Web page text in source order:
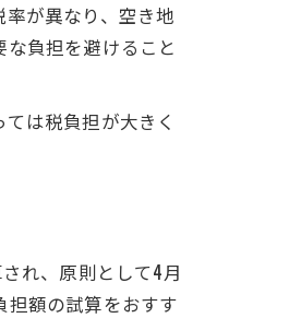
が異なり、空き地
負担を避けること
は税負担が大きく
れ、原則として4月
額の試算をおすす